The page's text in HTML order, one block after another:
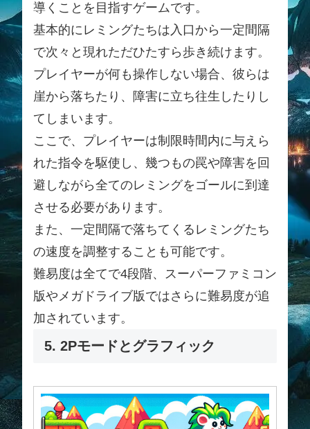
導くことを目指すゲームです。
基本的にレミングたちは入口から一定間隔
で次々と現れただひたすら歩き続けます。
プレイヤーが何も操作しない場合、彼らは
崖から落ちたり、障害に立ち往生したりし
てしまいます。
ここで、プレイヤーは制限時間内に与えら
れた指令を駆使し、幾つもの罠や障害を回
避しながら全てのレミングをゴールに到達
させる必要があります。
また、一定間隔で落ちてくるレミングたち
の速度を調整することも可能です。
難易度は全てで4段階、スーパーファミコン
版やメガドライブ版ではさらに難易度が追
加されています。
5. 2Pモードとグラフィック